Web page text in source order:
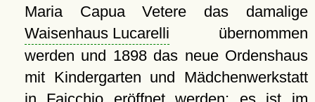
Maria Capua Vetere das damalige
Waisenhaus Lucarelli übernommen
werden und 1898 das neue Ordenshaus
mit Kindergarten und Mädchenwerkstatt